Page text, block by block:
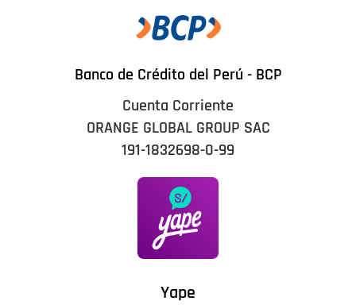
Banco de Crédito del Perú - BCP
Cuenta Corriente
ORANGE GLOBAL GROUP SAC
191-1832698-0-99
Yape